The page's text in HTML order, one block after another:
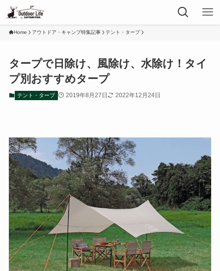
Home アウトドア・キャンプ特集記事 テント・タープ
タープで日除け、風除け、水除け！タイ
プ別おすすめタープ
テント・タープ 2019年8月27日 2022年12月24日